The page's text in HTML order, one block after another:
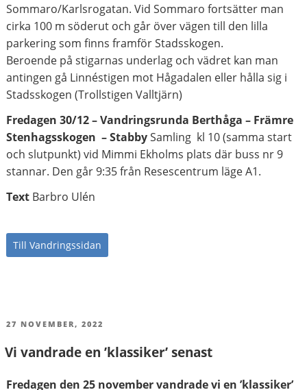
Sommaro/Karlsrogatan. Vid Sommaro fortsätter man
cirka 100 m söderut och går över vägen till den lilla
parkering som finns framför Stadsskogen.
Beroende på stigarnas underlag och vädret kan man
antingen gå Linnéstigen mot Hågadalen eller hålla sig i
Stadsskogen (Trollstigen Valltjärn)
Fredagen 30/12 – Vandringsrunda Berthåga – Främre
Stenhagsskogen – StabbySamling kl 10 (samma start
och slutpunkt) vid Mimmi Ekholms plats där buss nr 9
stannar. Den går 9:35 från Resescentrum läge A1.
Text Barbro Ulén
Till Vandringssidan
PUBLICERAT
27 NOVEMBER, 2022
Vi vandrade en ’klassiker’ senast
Fredagen den 25 novembervandrade vi en ’klassiker’